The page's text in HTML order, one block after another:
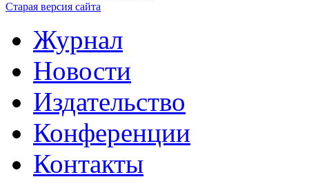
Старая версия сайта
Журнал
Новости
Издательство
Конференции
Контакты